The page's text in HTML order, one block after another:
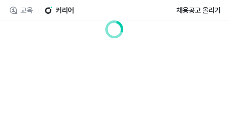
교육 커리어 채용공고 올리기